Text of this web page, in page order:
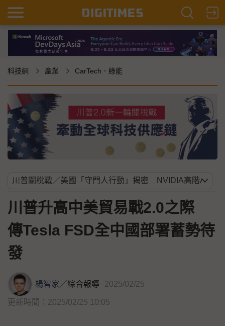
科技網 產業 CarTech．綠能
川普升高中美貿易戰2.0之際
傳Tesla FSD全中國部署蓄勢待
發
楊智家 ／綜合報導 2025/02/25
更新時間：2025/02/25 10:05